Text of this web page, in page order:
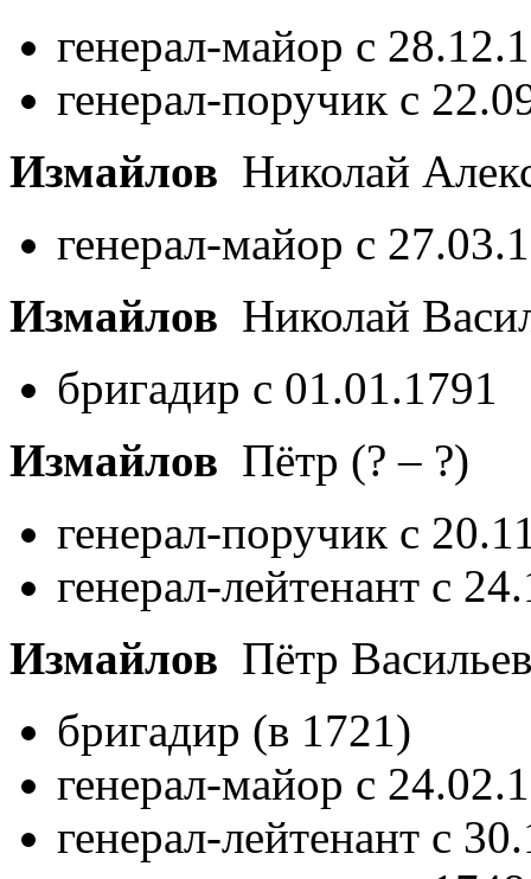
генерал-майор с
генерал-поручик с
Измайлов Николай
генерал-майор с
Измайлов Николай
бригадир с 01.01.1791
Измайлов Пётр (? – ?)
генерал-поручик с
генерал-лейтенант с
Измайлов Пётр
бригадир (в 1721)
генерал-майор с
генерал-лейтенант с